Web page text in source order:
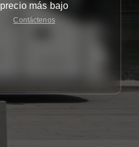
precio más bajo
Contáctenos